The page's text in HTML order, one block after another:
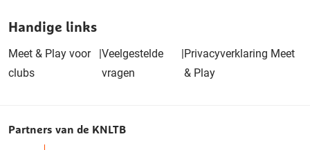
Handige links
Meet & Play voor
clubs
|Veelgestelde
vragen
Privacyverklaring Meet
& Play
Partners van de KNLTB